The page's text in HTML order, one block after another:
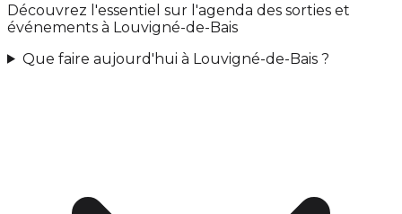
Découvrez l'essentiel sur l'agenda des sorties et
événements à Louvigné-de-Bais
Que faire aujourd'hui à Louvigné-de-Bais ?